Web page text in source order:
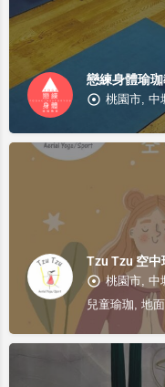
戀練身體瑜
桃園市, 中
Tzu Tzu 空
桃園市, 中
兒童瑜珈, 地